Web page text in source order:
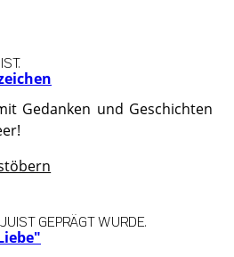
Gedanken und Geschichten
GEPRÄGT WURDE.